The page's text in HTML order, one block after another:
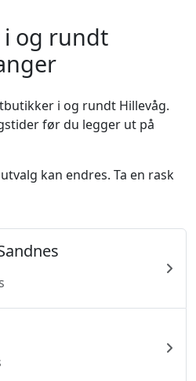
og rundt
i og rundt Hillevåg.
før du legger ut på
kan endres. Ta en rask